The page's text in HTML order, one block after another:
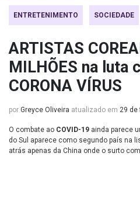
ENTRETENIMENTO SOCIEDADE
ARTISTAS
MILHÕES na luta
CORONA VÍRUS
por Greyce Oliveira atualizado em 29 de
O combate ao COVID-19 ainda parece
do Sul aparece como segundo país na
atrás apenas da China onde o surto